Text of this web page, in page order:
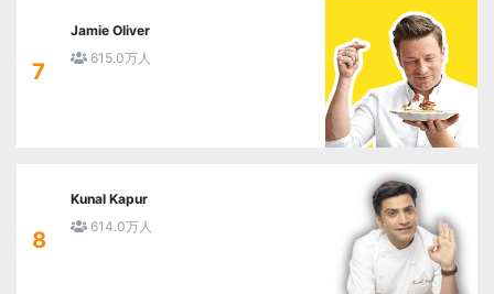
7
Jamie Oliver
615.0万人
8
Kunal Kapur
614.0万人